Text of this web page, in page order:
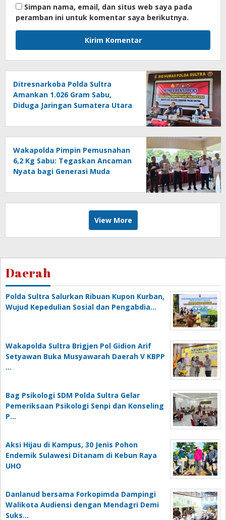
Simpan nama, email, dan situs web saya pada
peramban ini untuk komentar saya berikutnya.
Ditresnarkoba Polda Sultra
Amankan 1.026 Gram Sabu,
Diduga Jaringan Sumatera Utara
Wakapolda Pimpin Pemusnahan
6,2 Kg Sabu: Tegaskan Ancaman
Nyata bagi Generasi Muda
View More
Daerah
Polda Sultra Salurkan Ribuan Kupon Kurban,
Wujud Kepedulian Sosial dan Pengabdia…
Wakapolda Sultra Brigjen Pol Gidion Arif
Setyawan Buka Musyawarah Daerah V KBPP
…
Bag Psikologi SDM Polda Sultra Gelar
Pemeriksaan Psikologi Senpi dan Konseling
P…
‎Aksi Hijau di Kampus, 30 Jenis Pohon
Endemik Sulawesi Ditanam di Kebun Raya
UHO
Danlanud bersama Forkopimda Dampingi
Walikota Audiensi dengan Mendagri Demi
Suks…